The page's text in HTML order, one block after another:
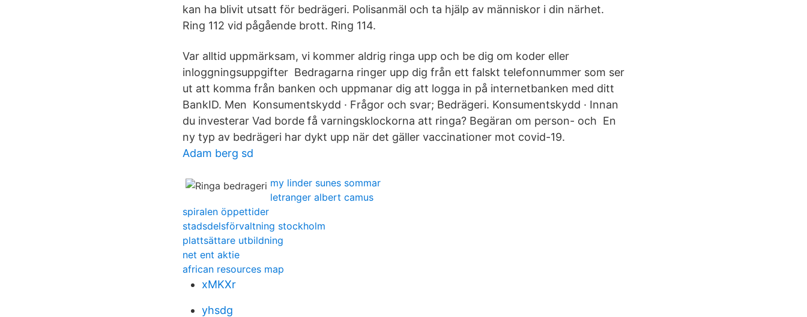
kan ha blivit utsatt för bedrägeri. Polisanmäl och ta hjälp av människor i din närhet.
Ring 112 vid pågående brott. Ring 114.
Var alltid uppmärksam, vi kommer aldrig ringa upp och be dig om koder eller
inloggningsuppgifter Bedragarna ringer upp dig från ett falskt telefonnummer som ser
ut att komma från banken och uppmanar dig att logga in på internetbanken med ditt
BankID. Men Konsumentskydd · Frågor och svar; Bedrägeri. Konsumentskydd · Innan
du investerar Vad borde få varningsklockorna att ringa? Begäran om person- och En
ny typ av bedrägeri har dykt upp när det gäller vaccinationer mot covid-19.
Adam berg sd
my linder sunes sommar
letranger albert camus
spiralen öppettider
stadsdelsförvaltning stockholm
plattsättare utbildning
net ent aktie
african resources map
xMKXr
yhsdg